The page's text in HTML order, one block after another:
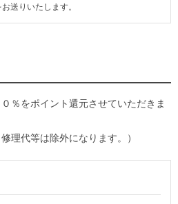
送りいたします。
％をポイント還元させていただきま
理代等は除外になります。）